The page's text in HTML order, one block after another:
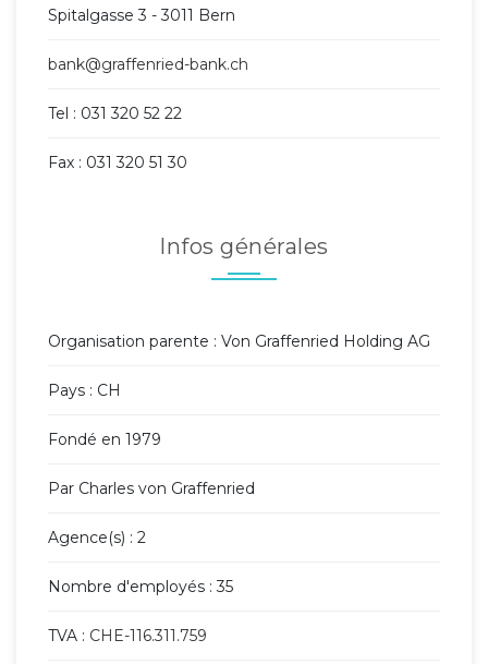
Spitalgasse 3 - 3011 Bern
bank@graffenried-bank.ch
Tel : 031 320 52 22
Fax : 031 320 51 30
Infos générales
Organisation parente : Von Graffenried Holding AG
Pays : CH
Fondé en 1979
Par Charles von Graffenried
Agence(s) : 2
Nombre d'employés : 35
TVA : CHE-116.311.759